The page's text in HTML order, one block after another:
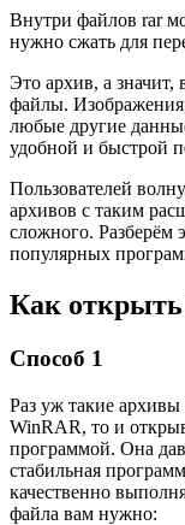
Внутри файлов rar
нужно сжать для
Это архив, а значит,
файлы.
любые другие
удобной и быстрой
Пользователей
архивов с таким
сложного. Разберём
популярных
Как
Способ 1
Раз уж такие
WinRAR, то и
программой. Она
стабильная
качественно
файла вам нужно: